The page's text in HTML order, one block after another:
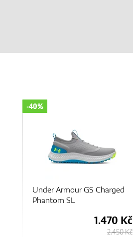
Under Armour GS Charged
Phantom SL
-40%
1.470 Kč
2.450 Kč